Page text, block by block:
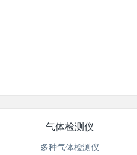
气体检测仪
多种气体检测仪